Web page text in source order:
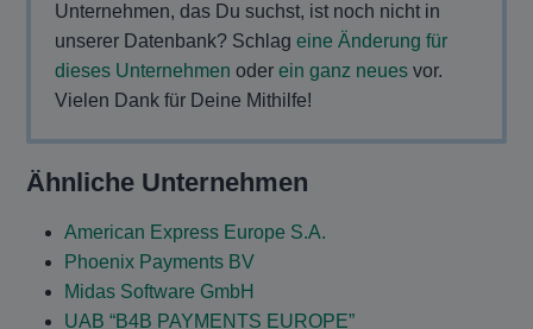
Unternehmen, das Du suchst, ist noch nicht in
unserer Datenbank? Schlageine Änderung für
dieses Unternehmen oderein ganz neues vor.
Vielen Dank für Deine Mithilfe!
Ähnliche Unternehmen
American Express Europe S.A.
Phoenix Payments BV
Midas Software GmbH
UAB “B4B PAYMENTS EUROPE”